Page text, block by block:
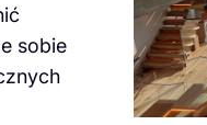
sobie